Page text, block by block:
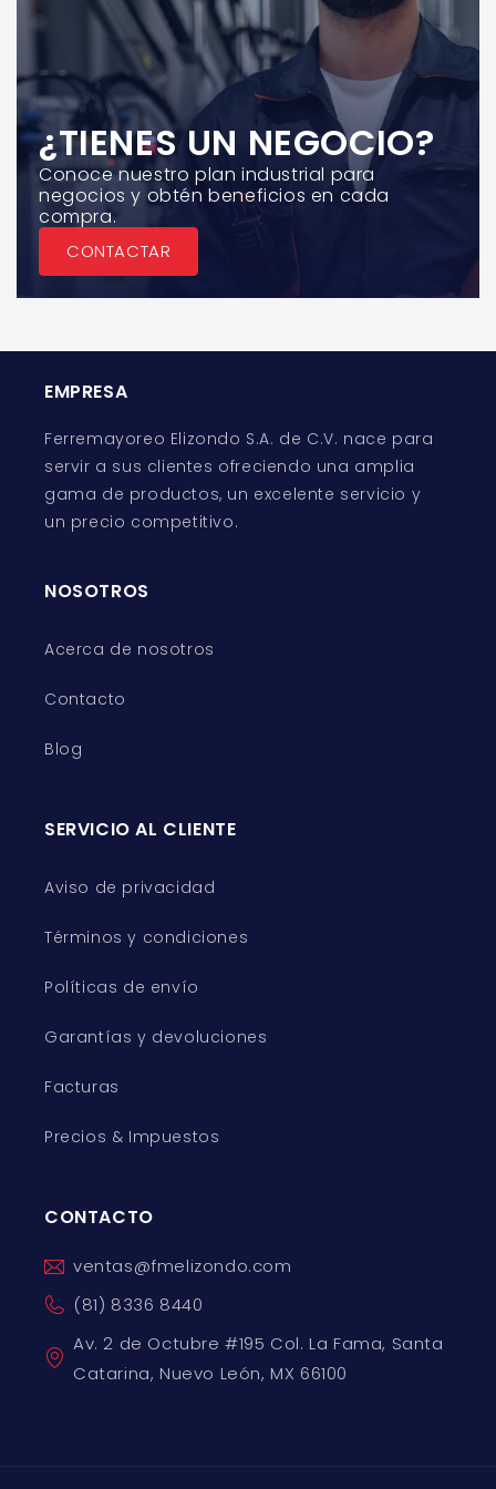
¿TIENES UN NEGOCIO?
Conoce nuestro plan industrial para
negocios y obtén beneficios en cada
compra.
CONTACTAR
EMPRESA
Ferremayoreo Elizondo S.A. de C.V. nace para
servir a sus clientes ofreciendo una amplia
gama de productos, un excelente servicio y
un precio competitivo.
NOSOTROS
Acerca de nosotros
Contacto
Blog
SERVICIO AL CLIENTE
Aviso de privacidad
Términos y condiciones
Políticas de envío
Garantías y devoluciones
Facturas
Precios & Impuestos
CONTACTO
ventas@fmelizondo.com
(81) 8336 8440
Av. 2 de Octubre #195 Col. La Fama, Santa
Catarina, Nuevo León, MX 66100